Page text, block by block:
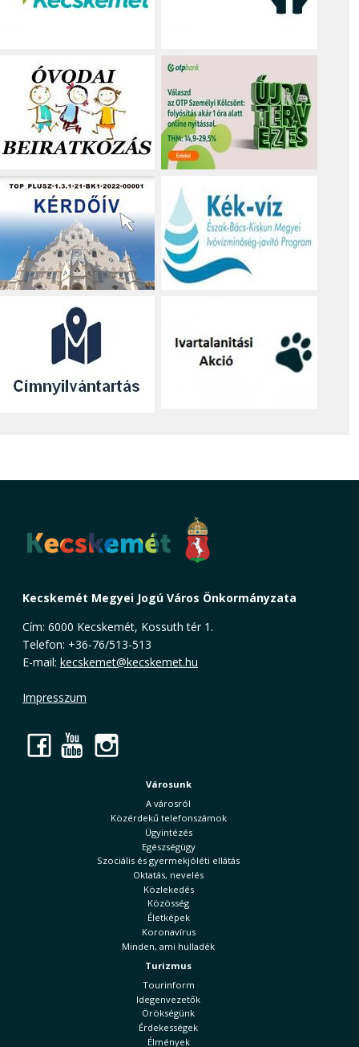
Kecskemét Megyei Jogú Város Önkormányzata
Cím: 6000 Kecskemét, Kossuth tér 1.
Telefon: +36-76/513-513
E-mail: kecskemet@kecskemet.hu
Impresszum
Facebook
YouTube
Városunk
A városról
Közérdekű telefonszámok
Ügyintézés
Egészségügy
Szociális és gyermekjóléti ellátás
Oktatás, nevelés
Közlekedés
Közösség
Életképek
Koronavírus
Minden, ami hulladék
Turizmus
Tourinform
Idegenvezetők
Örökségünk
Érdekességek
Élmények